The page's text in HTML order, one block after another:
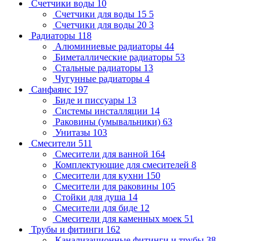
Счетчики воды 10
Счетчики для воды 15 5
Счетчики для воды 20 3
Радиаторы 118
Алюминиевые радиаторы 44
Биметаллические радиаторы 53
Стальные радиаторы 13
Чугунные радиаторы 4
Санфаянс 197
Биде и писсуары 13
Системы инсталляции 14
Раковины (умывальники) 63
Унитазы 103
Смесители 511
Смесители для ванной 164
Комплектующие для смесителей 8
Смесители для кухни 150
Смесители для раковины 105
Стойки для душа 14
Смесители для биде 12
Смесители для каменных моек 51
Трубы и фитинги 162